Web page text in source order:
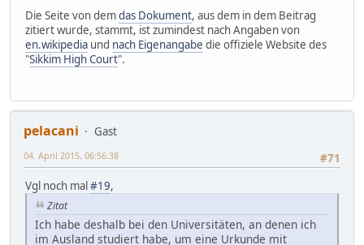
Die Seite von demdas Dokument, aus dem in dem Beitrag
zitiert wurde, stammt, ist zumindest nach Angaben von
en.wikipedia und nach Eigenangabe die offiziele Website des
"Sikkim High Court".
pelacani
Gast
#71
04. April 2015, 06:56:38
Vgl noch mal#19,
Zitat
Ich habe deshalb bei den Universitäten, an denen ich
im Ausland studiert habe, um eine Urkunde mit